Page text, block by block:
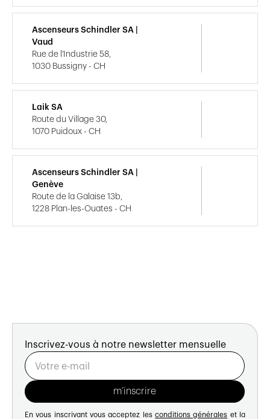
Ascenseurs Schindler SA |
Vaud
Rue de l'Industrie 58,
1030 Bussigny - CH
Laik SA
Route du Village 30,
1070 Puidoux - CH
Ascenseurs Schindler SA |
Genève
Route de la Galaise 13b,
1228 Plan-les-Ouates - CH
Inscrivez-vous à notre newsletter mensuelle
En vous inscrivant vous acceptez les conditions générales et la